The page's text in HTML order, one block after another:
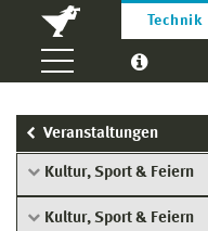
Technik
Veranstaltungen
Kultur, Sport & Feiern
Kultur, Sport & Feiern